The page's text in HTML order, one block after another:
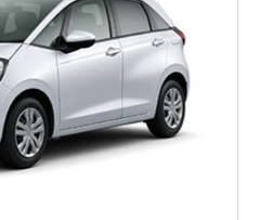
入
り
に
追
加